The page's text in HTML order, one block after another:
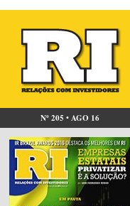
Nº 205 • AGO 16